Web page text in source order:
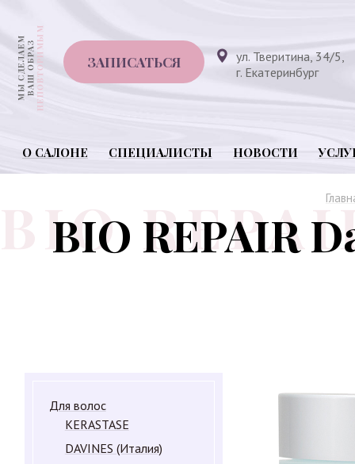
ЗАПИСАТЬСЯ
ул. Тверитина, 34/5,
г. Екатеринбург
О САЛОНЕ СПЕЦИАЛИСТЫ НОВОСТИ
BIO REPAIR
Для волос
KERASTASE
DAVINES (Италия)